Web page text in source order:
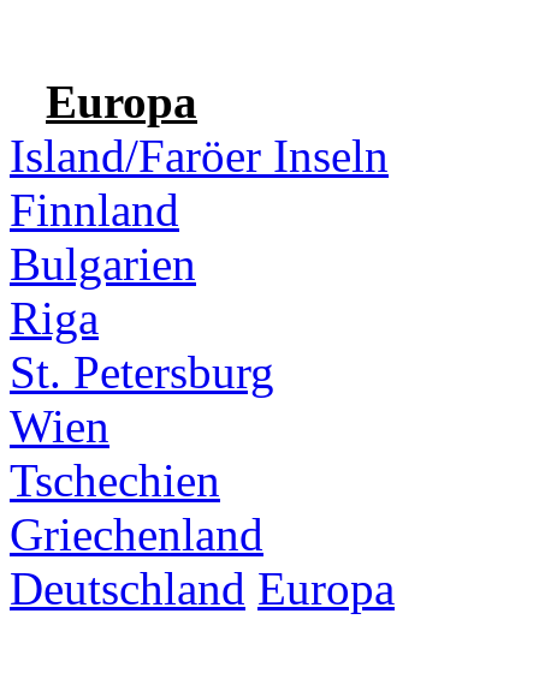
Europa
Island/Faröer Inseln
Finnland
Bulgarien
Riga
St. Petersburg
Wien
Tschechien
Griechenland
Deutschland Europa